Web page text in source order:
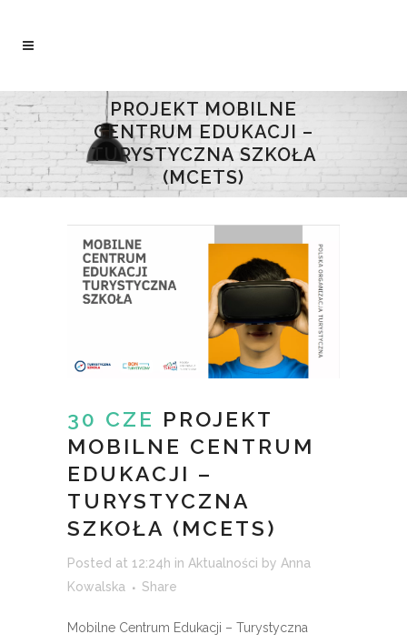
PROJEKT MOBILNE
CENTRUM EDUKACJI –
TURYSTYCZNA SZKOŁA
(MCETS)
30 CZE PROJEKT
MOBILNE CENTRUM
EDUKACJI –
TURYSTYCZNA
SZKOŁA (MCETS)
Posted at 12:24h in Aktualności by Anna
Kowalska
Share
Mobilne Centrum Edukacji – Turystyczna